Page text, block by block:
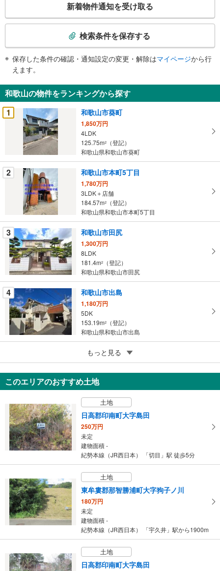
を
マ
ペ
ー
保
存
す
検
知
を
受
け
条
件
ー
ジ
に
保
存
す
る
新着物件通知を受け取る
検索条件を保存する
保存した条件の確認・通知設定の変更・解除はマイページから行
えます。
和歌山の物件をランキングから探す
1
和歌山市葵町
1,850万円
4LDK
125.75m2
（登記）
和歌山県和歌山市葵町
2 和歌山市本町5丁目
1,780万円
3LDK＋店舗
184.57m2
（登記）
和歌山県和歌山市本町5丁目
3 和歌山市田尻
1,300万円
8LDK
181.4m2
（登記）
和歌山県和歌山市田尻
4 和歌山市出島
1,180万円
5DK
153.19m2
（登記）
和歌山県和歌山市出島
海草郡紀美野町四郷
300万円
1LDK（ロフト付き）
45.36m
和歌山県海草郡紀美野町四郷
もっと見る
このエリアのおすすめ土地
土地
日高郡印南町大字島田
250万円
未定
建物面積 -
紀勢本線（JR西日本） 「切目」駅 徒歩5分
土地
東牟婁郡那智勝浦町大字狗子ノ川
180万円
未定
建物面積 -
紀勢本線（JR西日本） 「宇久井」駅から1900m
土地
日高郡印南町大字島田